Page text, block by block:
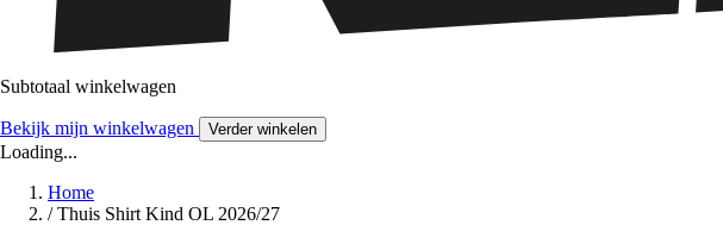
Subtotaal winkelwagen
Bekijk mijn winkelwagen Verder winkelen
Loading...
Home
/ Thuis Shirt Kind OL 2026/27